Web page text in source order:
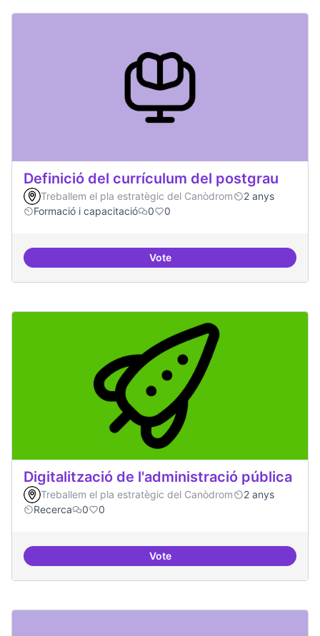
Definició del currículum del postgrau
Treballem el pla estratègic del Canòdrom
2 anys
Formació i capacitació
0 0
VoteDefinició del currículum del
Digitalització de l'administració pública
Treballem el pla estratègic del Canòdrom
2 anys
Recerca
0 0
VoteDigitalització de l'administració